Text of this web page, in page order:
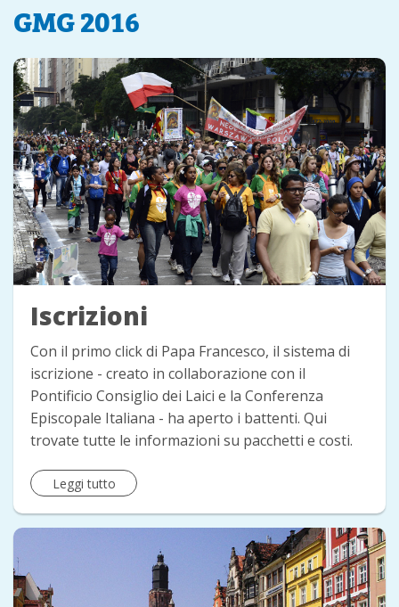
GMG 2016
Iscrizioni
Con il primo click di Papa Francesco, il sistema di
iscrizione - creato in collaborazione con il
Pontificio Consiglio dei Laici e la Conferenza
Episcopale Italiana - ha aperto i battenti. Qui
trovate tutte le informazioni su pacchetti e costi.
Leggi tutto